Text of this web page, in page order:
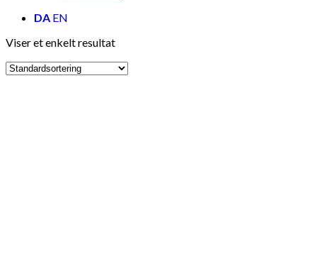
DA EN
Viser et enkelt resultat